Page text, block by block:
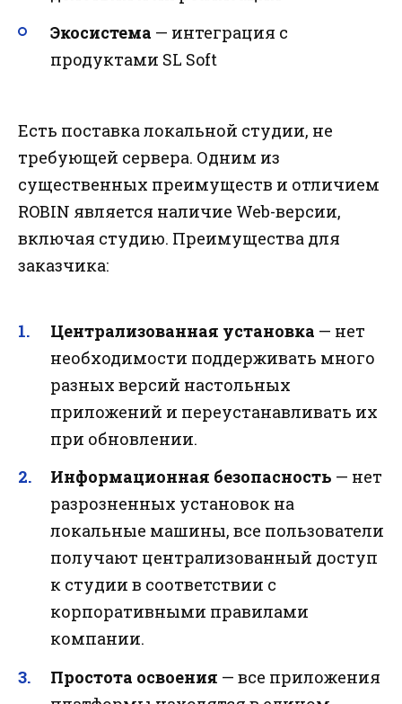
Экосистема — интеграция с
продуктами SL Soft
Есть поставка локальной студии, не
требующей сервера. Одним из
существенных преимуществ и отличием
ROBIN является наличие Web-версии,
включая студию. Преимущества для
заказчика:
Централизованная установка — нет
необходимости поддерживать много
разных версий настольных
приложений и переустанавливать их
при обновлении.
Информационная безопасность — нет
разрозненных установок на
локальные машины, все пользователи
получают централизованный доступ
к студии в соответствии с
корпоративными правилами
компании.
Простота освоения — все приложения